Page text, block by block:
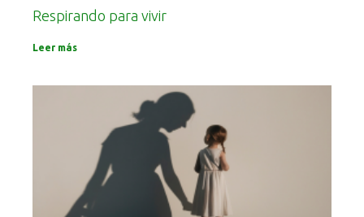
Respirando para vivir
Leer más